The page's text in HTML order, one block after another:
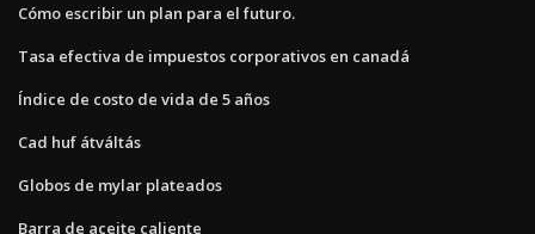
Cómo escribir un plan para el futuro.
Tasa efectiva de impuestos corporativos en canadá
Índice de costo de vida de 5 años
Cad huf átváltás
Globos de mylar plateados
Barra de aceite caliente